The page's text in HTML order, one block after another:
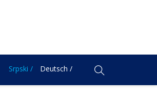
Srpski / Deutsch /